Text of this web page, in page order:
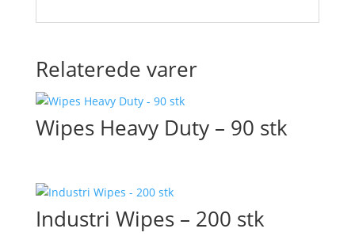
Relaterede varer
Wipes Heavy Duty – 90 stk
Industri Wipes – 200 stk